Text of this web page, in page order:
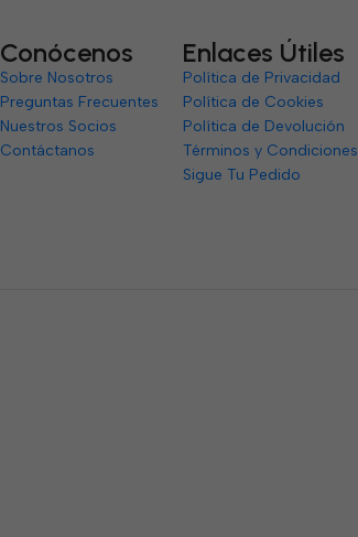
Conócenos
Sobre Nosotros
Preguntas Frecuentes
Nuestros Socios
Contáctanos
Enlaces Útiles
Política de Privacidad
Política de Cookies
Política de Devolución
Términos y Condiciones
Sigue Tu Pedido